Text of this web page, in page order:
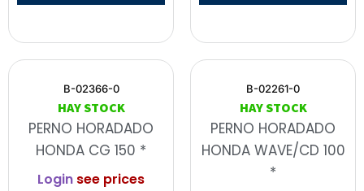
B-02366-0
HAY STOCK
PERNO HORADADO
HONDA CG 150 *
Login see prices
B-02261-0
HAY STOCK
PERNO HORADADO
HONDA WAVE/CD 100
*